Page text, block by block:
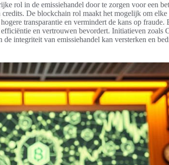
rol in de emissiehandel door te zorgen voor een
De blockchain rol maakt het mogelijk om
transparantie en vermindert de kans op
en vertrouwen bevordert. Initiatieven zoals
integriteit van emissiehandel kan versterken en